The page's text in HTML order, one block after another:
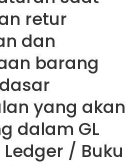
retur
dan
barang
yang akan
dalam GL
/ Buku